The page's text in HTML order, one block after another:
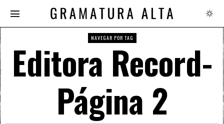
NAVEGAR POR TAG
Editora Record-
Página 2